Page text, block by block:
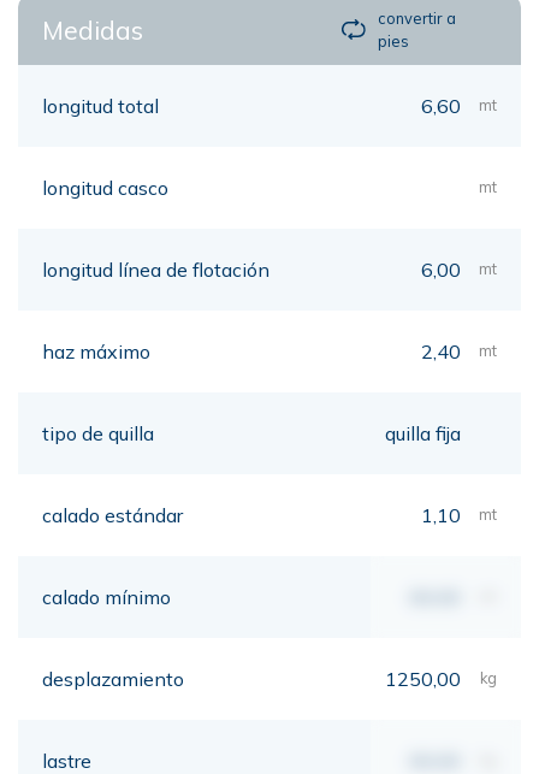
Medidas
convertir a
pies
longitud total 6,60 mt
longitud casco mt
longitud línea de flotación 6,00 mt
haz máximo 2,40 mt
tipo de quilla quilla fija
calado estándar 1,10 mt
calado mínimo
desplazamiento 1250,00 kg
lastre